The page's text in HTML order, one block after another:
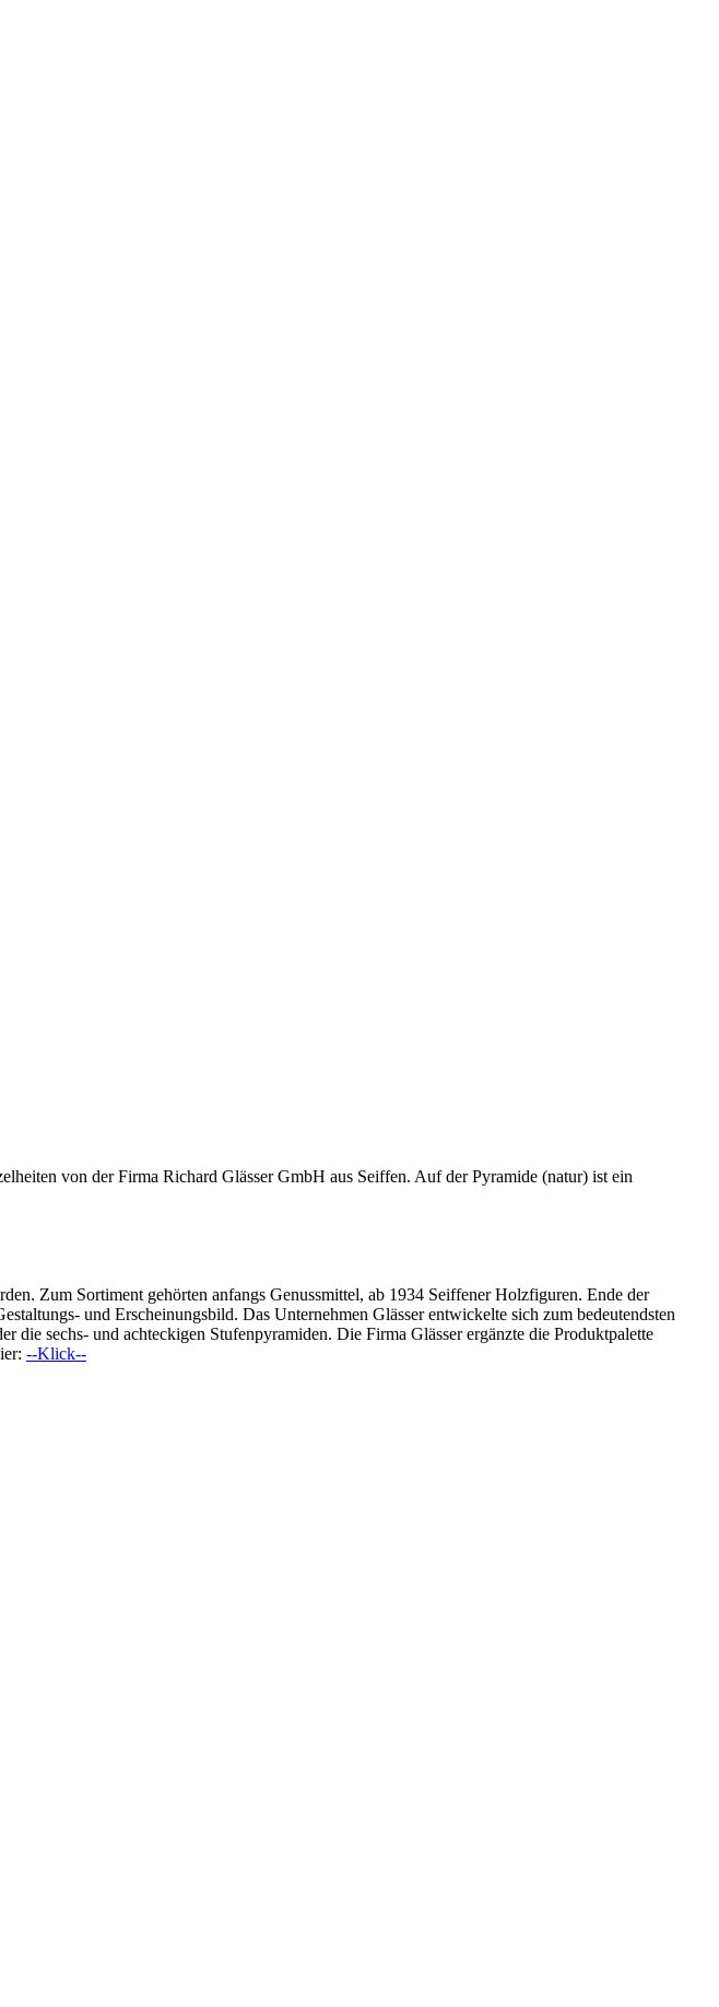
von der Firma Richard Glässer GmbH aus Seiffen. Auf der Pyramide (natur) ist ein
Zum Sortiment gehörten anfangs Genussmittel, ab 1934 Seiffener Holzfiguren. Ende der
und Erscheinungsbild. Das Unternehmen Glässer entwickelte sich zum bedeutendsten
sechs- und achteckigen Stufenpyramiden. Die Firma Glässer ergänzte die Produktpalette
--Klick--